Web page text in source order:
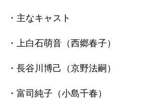
・主なキャスト
・上白石萌音（西郷春子）
・長谷川博己（京野法嗣）
・富司純子（小島千春）